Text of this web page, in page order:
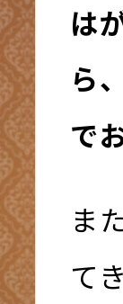
は
ら
で
ま
て